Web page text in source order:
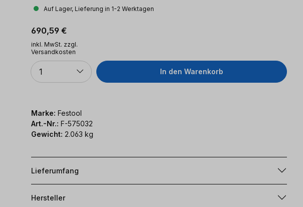
Auf Lager, Lieferung in 1-2 Werktagen
Regulärer Preis:
690,59 €
inkl. MwSt. zzgl.
Versandkosten
Anzahl
1 In den Warenkorb
Marke: Festool
Art.-Nr.: F-575032
Gewicht: 2.063 kg
Lieferumfang
Hersteller